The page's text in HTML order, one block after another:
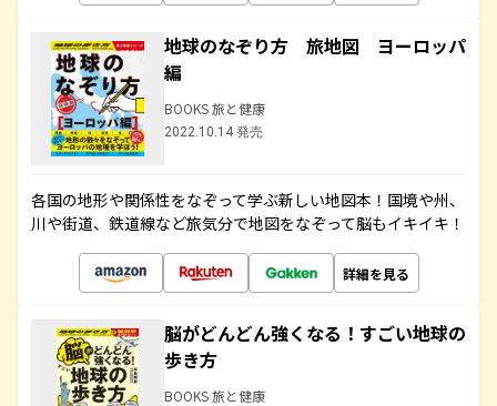
地球のなぞり方 旅地図 ヨーロッパ
編
BOOKS 旅と健康
2022.10.14 発売
各国の地形や関係性をなぞって学ぶ新しい地図本！国境や州、
川や街道、鉄道線など旅気分で地図をなぞって脳もイキイキ！
詳細を見る
脳がどんどん強くなる！すごい地球の
歩き方
BOOKS 旅と健康